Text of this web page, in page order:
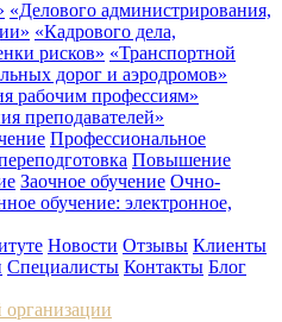
«Делового администрирования,
«Кадрового дела,
рисков» «Транспортной
дорог и аэродромов»
рабочим профессиям»
преподавателей»
Профессиональное
Повышение
Заочное обучение Очно-
обучение: электронное,
Новости Отзывы Клиенты
Специалисты Контакты Блог
организации